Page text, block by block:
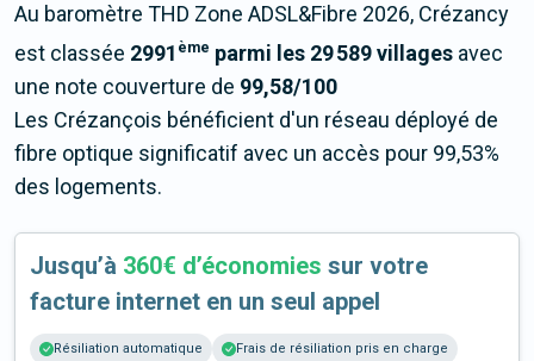
Au baromètre THD Zone ADSL&Fibre 2026, Crézancy
est classée 2991 ème parmi les 29 589 villages avec
une note couverture de 99,58/100
Les Crézançois bénéficient d'un réseau déployé de
fibre optique significatif avec un accès pour 99,53%
des logements.
Jusqu’à 360€ d’économies sur votre
facture internet en un seul appel
Résiliation automatique
Frais de résiliation pris en charge